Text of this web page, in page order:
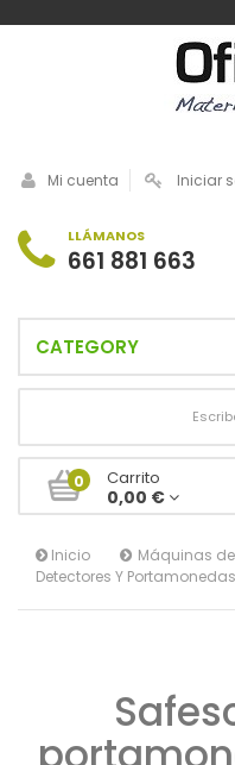
Mi cuenta Iniciar
LLÁMANOS
661 881 663
CATEGORY
0 Carrito
0,00 €
Inicio
Máquinas
Detectores Y Portamonedas